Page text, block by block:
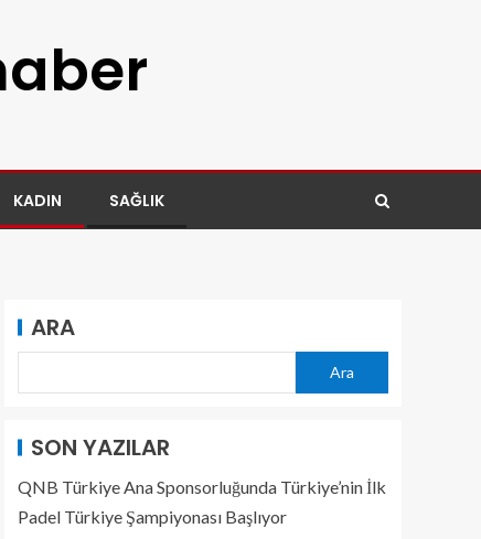
KADIN SAĞLIK
ARA
Ara
SON YAZILAR
QNB Türkiye Ana Sponsorluğunda Türkiye’nin İlk
Padel Türkiye Şampiyonası Başlıyor